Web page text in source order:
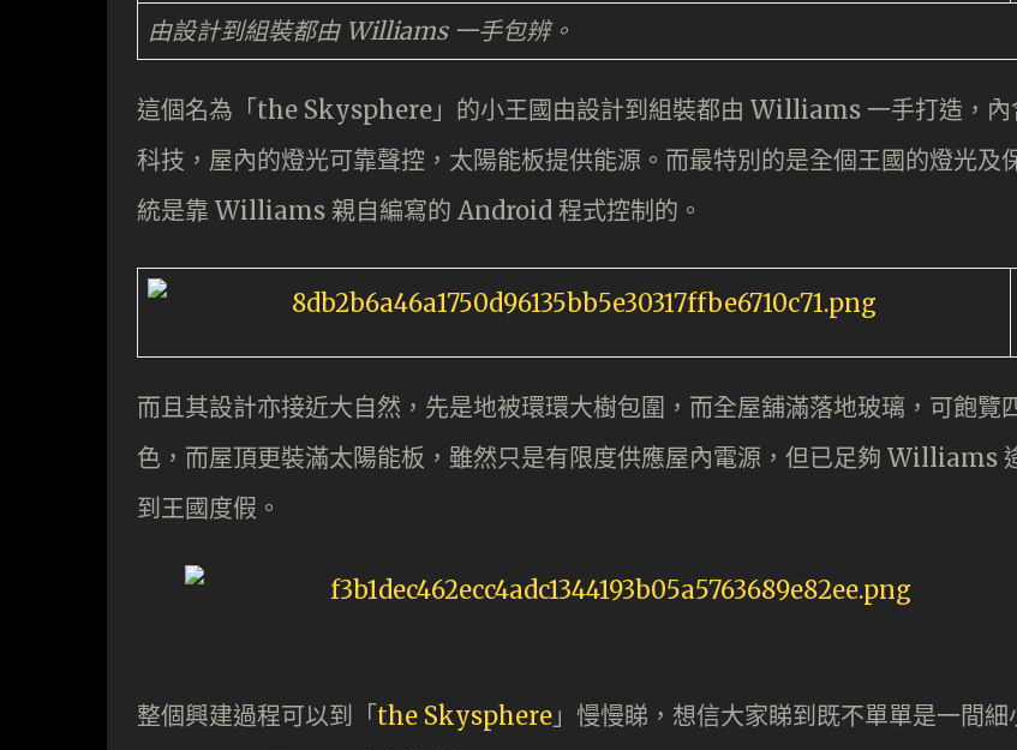
由設計到組裝都由 Williams 一手包辨。
這個名為「the Skysphere」的小王國由設計到組裝都由 Williams 一手打造，內
科技，屋內的燈光可靠聲控，太陽能板提供能源。而最特別的是全個王國的燈光及
統是靠 Williams 親自編寫的 Android 程式控制的。
而且其設計亦接近大自然，先是地被環環大樹包圍，而全屋舖滿落地玻璃，可飽覽
色，而屋頂更裝滿太陽能板，雖然只是有限度供應屋內電源，但已足夠 Williams
到王國度假。
整個興建過程可以到「the Skysphere 」慢慢睇，想信大家睇到既不單單是一間細